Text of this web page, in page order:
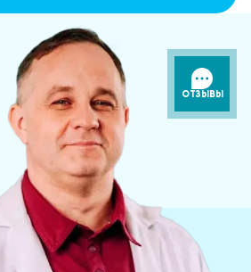
ОТЗЫВЫ